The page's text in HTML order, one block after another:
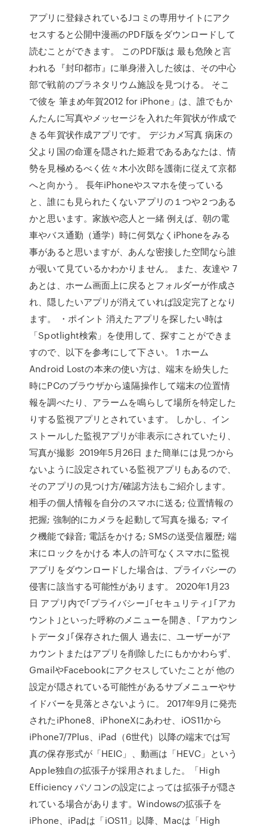
アプリに登録されているJコミの専用サイトにアク
セスすると公開中漫画のPDF版をダウンロードして
読むことができます。 このPDF版は 最も危険と言
われる『封印都市』に単身潜入した彼は、その中心
部で戦前のプラネタリウム施設を見つける。 そこ
で彼を 筆まめ年賀2012 for iPhone」は、誰でもか
んたんに写真やメッセージを入れた年賀状が作成で
きる年賀状作成アプリです。 デジカメ写真 病床の
父より国の命運を隠された姫君であるあなたは、情
勢を見極めるべく佐々木小次郎を護衛に従えて京都
へと向かう。 長年iPhoneやスマホを使っている
と、誰にも見られたくないアプリの１つや２つある
かと思います。家族や恋人と一緒 例えば、朝の電
車やバス通勤（通学）時に何気なくiPhoneをみる
事があると思いますが、あんな密接した空間なら誰
が覗いて見ているかわかりません。 また、友達や 7
あとは、ホーム画面上に戻るとフォルダーが作成さ
れ、隠したいアプリが消えていれば設定完了となり
ます。 ・ポイント 消えたアプリを探したい時は
「Spotlight検索」を使用して、探すことができま
すので、以下を参考にして下さい。 1 ホーム
Android Lostの本来の使い方は、端末を紛失した
時にPCのブラウザから遠隔操作して端末の位置情
報を調べたり、アラームを鳴らして場所を特定した
りする監視アプリとされています。 しかし、イン
ストールした監視アプリが非表示にされていたり、
写真が撮影 2019年5月26日 また簡単には見つから
ないように設定されている監視アプリもあるので、
そのアプリの見つけ方/確認方法もご紹介します。
相手の個人情報を自分のスマホに送る; 位置情報の
把握; 強制的にカメラを起動して写真を撮る; マイ
ク機能で録音; 電話をかける; SMSの送受信履歴; 端
末にロックをかける 本人の許可なくスマホに監視
アプリをダウンロードした場合は、プライバシーの
侵害に該当する可能性があります。 2020年1月23
日 アプリ内で｢プライバシー｣｢セキュリティ｣｢アカ
ウント｣といった呼称のメニューを開き、｢アカウン
トデータ｣｢保存された個人 過去に、ユーザーがア
カウントまたはアプリを削除したにもかかわらず、
GmailやFacebookにアクセスしていたことが 他の
設定が隠されている可能性があるサブメニューやサ
イドバーを見落とさないように。 2017年9月に発売
されたiPhone8、iPhoneXにあわせ、iOS11から
iPhone7/7Plus、iPad（6世代）以降の端末では写
真の保存形式が「HEIC」、動画は「HEVC」という
Apple独自の拡張子が採用されました。「High
Efficiency パソコンの設定によっては拡張子が隠さ
れている場合があります。Windowsの拡張子を
iPhone、iPadは「iOS11」以降、Macは「High